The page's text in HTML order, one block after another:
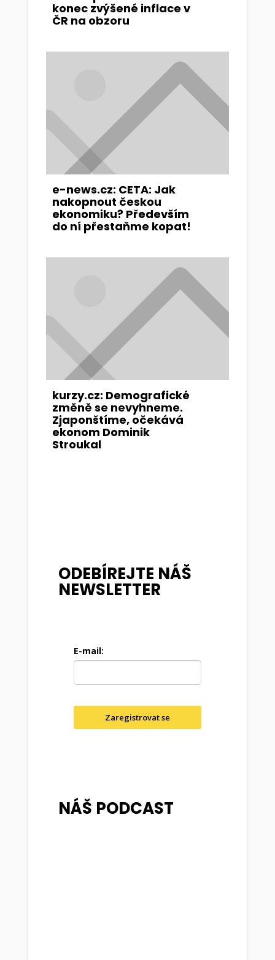
konec zvýšené inflace v
ČR na obzoru
e-news.cz: CETA: Jak
nakopnout českou
ekonomiku? Především
do ní přestaňme kopat!
kurzy.cz: Demografické
změně se nevyhneme.
Zjaponštíme, očekává
ekonom Dominik
Stroukal
ODEBÍREJTE NÁŠ
NEWSLETTER
E-mail:
Zaregistrovat se
NÁŠ PODCAST